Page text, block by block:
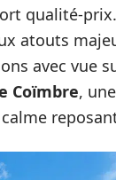
qualité-
atouts
avec vue
Coïmbre,